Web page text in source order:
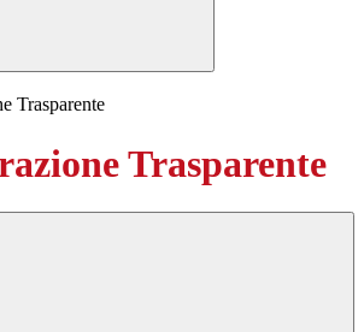
Trasparente
Trasparente